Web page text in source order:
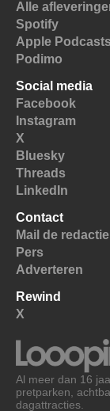
Alle
Spotify
Apple Podcasts
Podimo
Social media
Facebook
Instagram
X
Bluesky
Threads
LinkedIn
Contact
Mail de redactie
Pers
Adverteren
Rewind
X
Al meer dan 16
pretparken,
dagattracties.